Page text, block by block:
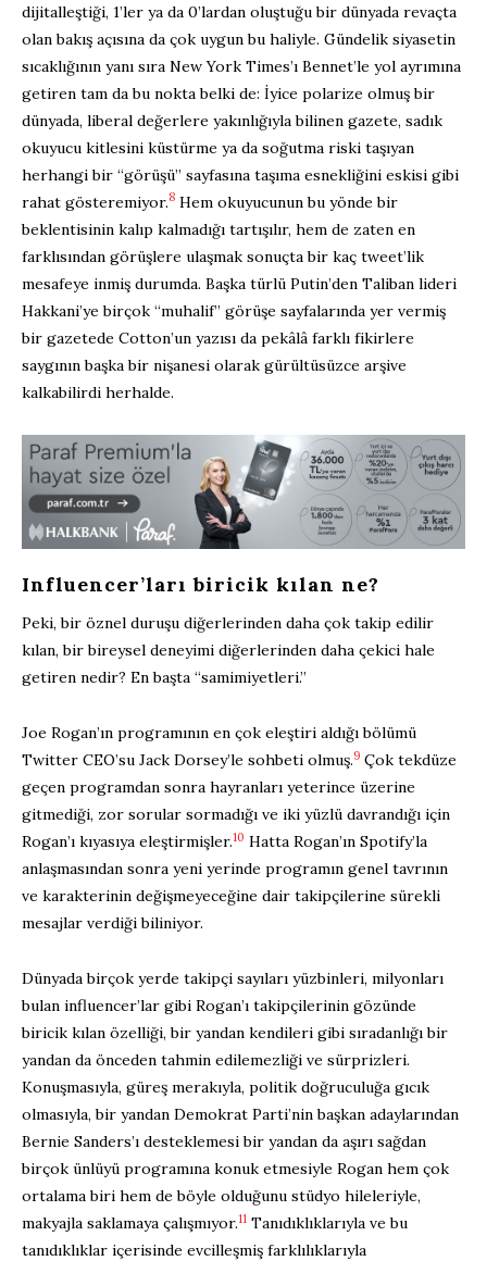
dijitalleştiği, 1’ler ya da 0’lardan oluştuğu bir dünyada revaçta
olan bakış açısına da çok uygun bu haliyle. Gündelik siyasetin
sıcaklığının yanı sıra New York Times’ı Bennet’le yol ayrımına
getiren tam da bu nokta belki de: İyice polarize olmuş bir
dünyada, liberal değerlere yakınlığıyla bilinen gazete, sadık
okuyucu kitlesini küstürme ya da soğutma riski taşıyan
herhangi bir “görüşü” sayfasına taşıma esnekliğini eskisi gibi
rahat gösteremiyor.8 Hem okuyucunun bu yönde bir
beklentisinin kalıp kalmadığı tartışılır, hem de zaten en
farklısından görüşlere ulaşmak sonuçta bir kaç tweet’lik
mesafeye inmiş durumda. Başka türlü Putin’den Taliban lideri
Hakkani’ye birçok “muhalif” görüşe sayfalarında yer vermiş
bir gazetede Cotton’un yazısı da pekâlâ farklı fikirlere
saygının başka bir nişanesi olarak gürültüsüzce arşive
kalkabilirdi herhalde.
Influencer’ları biricik kılan ne?
Peki, bir öznel duruşu diğerlerinden daha çok takip edilir
kılan, bir bireysel deneyimi diğerlerinden daha çekici hale
getiren nedir? En başta “samimiyetleri.”
Joe Rogan’ın programının en çok eleştiri aldığı bölümü
Twitter CEO’su Jack Dorsey’le sohbeti olmuş.9 Çok tekdüze
geçen programdan sonra hayranları yeterince üzerine
gitmediği, zor sorular sormadığı ve iki yüzlü davrandığı için
Rogan’ı kıyasıya eleştirmişler.10 Hatta Rogan’ın Spotify’la
anlaşmasından sonra yeni yerinde programın genel tavrının
ve karakterinin değişmeyeceğine dair takipçilerine sürekli
mesajlar verdiği biliniyor.
Dünyada birçok yerde takipçi sayıları yüzbinleri, milyonları
bulan influencer’lar gibi Rogan’ı takipçilerinin gözünde
biricik kılan özelliği, bir yandan kendileri gibi sıradanlığı bir
yandan da önceden tahmin edilemezliği ve sürprizleri.
Konuşmasıyla, güreş merakıyla, politik doğruculuğa gıcık
olmasıyla, bir yandan Demokrat Parti’nin başkan adaylarından
Bernie Sanders’ı desteklemesi bir yandan da aşırı sağdan
birçok ünlüyü programına konuk etmesiyle Rogan hem çok
ortalama biri hem de böyle olduğunu stüdyo hileleriyle,
makyajla saklamaya çalışmıyor.11 Tanıdıklıklarıyla ve bu
tanıdıklıklar içerisinde evcilleşmiş farklılıklarıyla